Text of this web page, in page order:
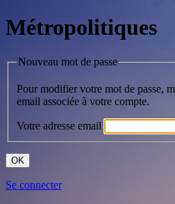
Métropolitiques
Nouveau mot de passe
Pour modifier votre mot de passe,
email associée à votre compte.
Votre adresse email
Se connecter